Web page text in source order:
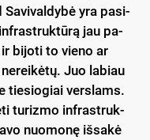
Sa­vi­val­dy­bė yra pa­si­
jau pa­
bi­jo­ti to vie­no ar
Juo la­biau
tie­sio­giai vers­lams.
tu­riz­mo inf­rast­ruk­
nuo­mo­nę iš­sa­kė